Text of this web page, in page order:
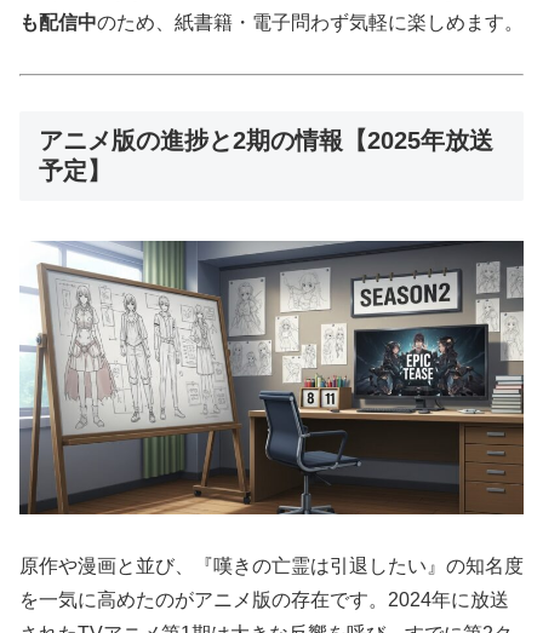
も配信中のため、紙書籍・電子問わず気軽に楽しめます。
アニメ版の進捗と2期の情報【2025年放送
予定】
原作や漫画と並び、『嘆きの亡霊は引退したい』の知名度
を一気に高めたのがアニメ版の存在です。2024年に放送